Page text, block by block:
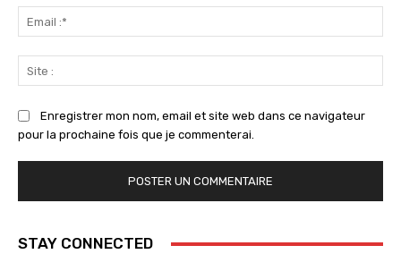
:*
:
Enregistrer mon nom, email et site web dans ce navigateur
pour la prochaine fois que je commenterai.
STAY CONNECTED